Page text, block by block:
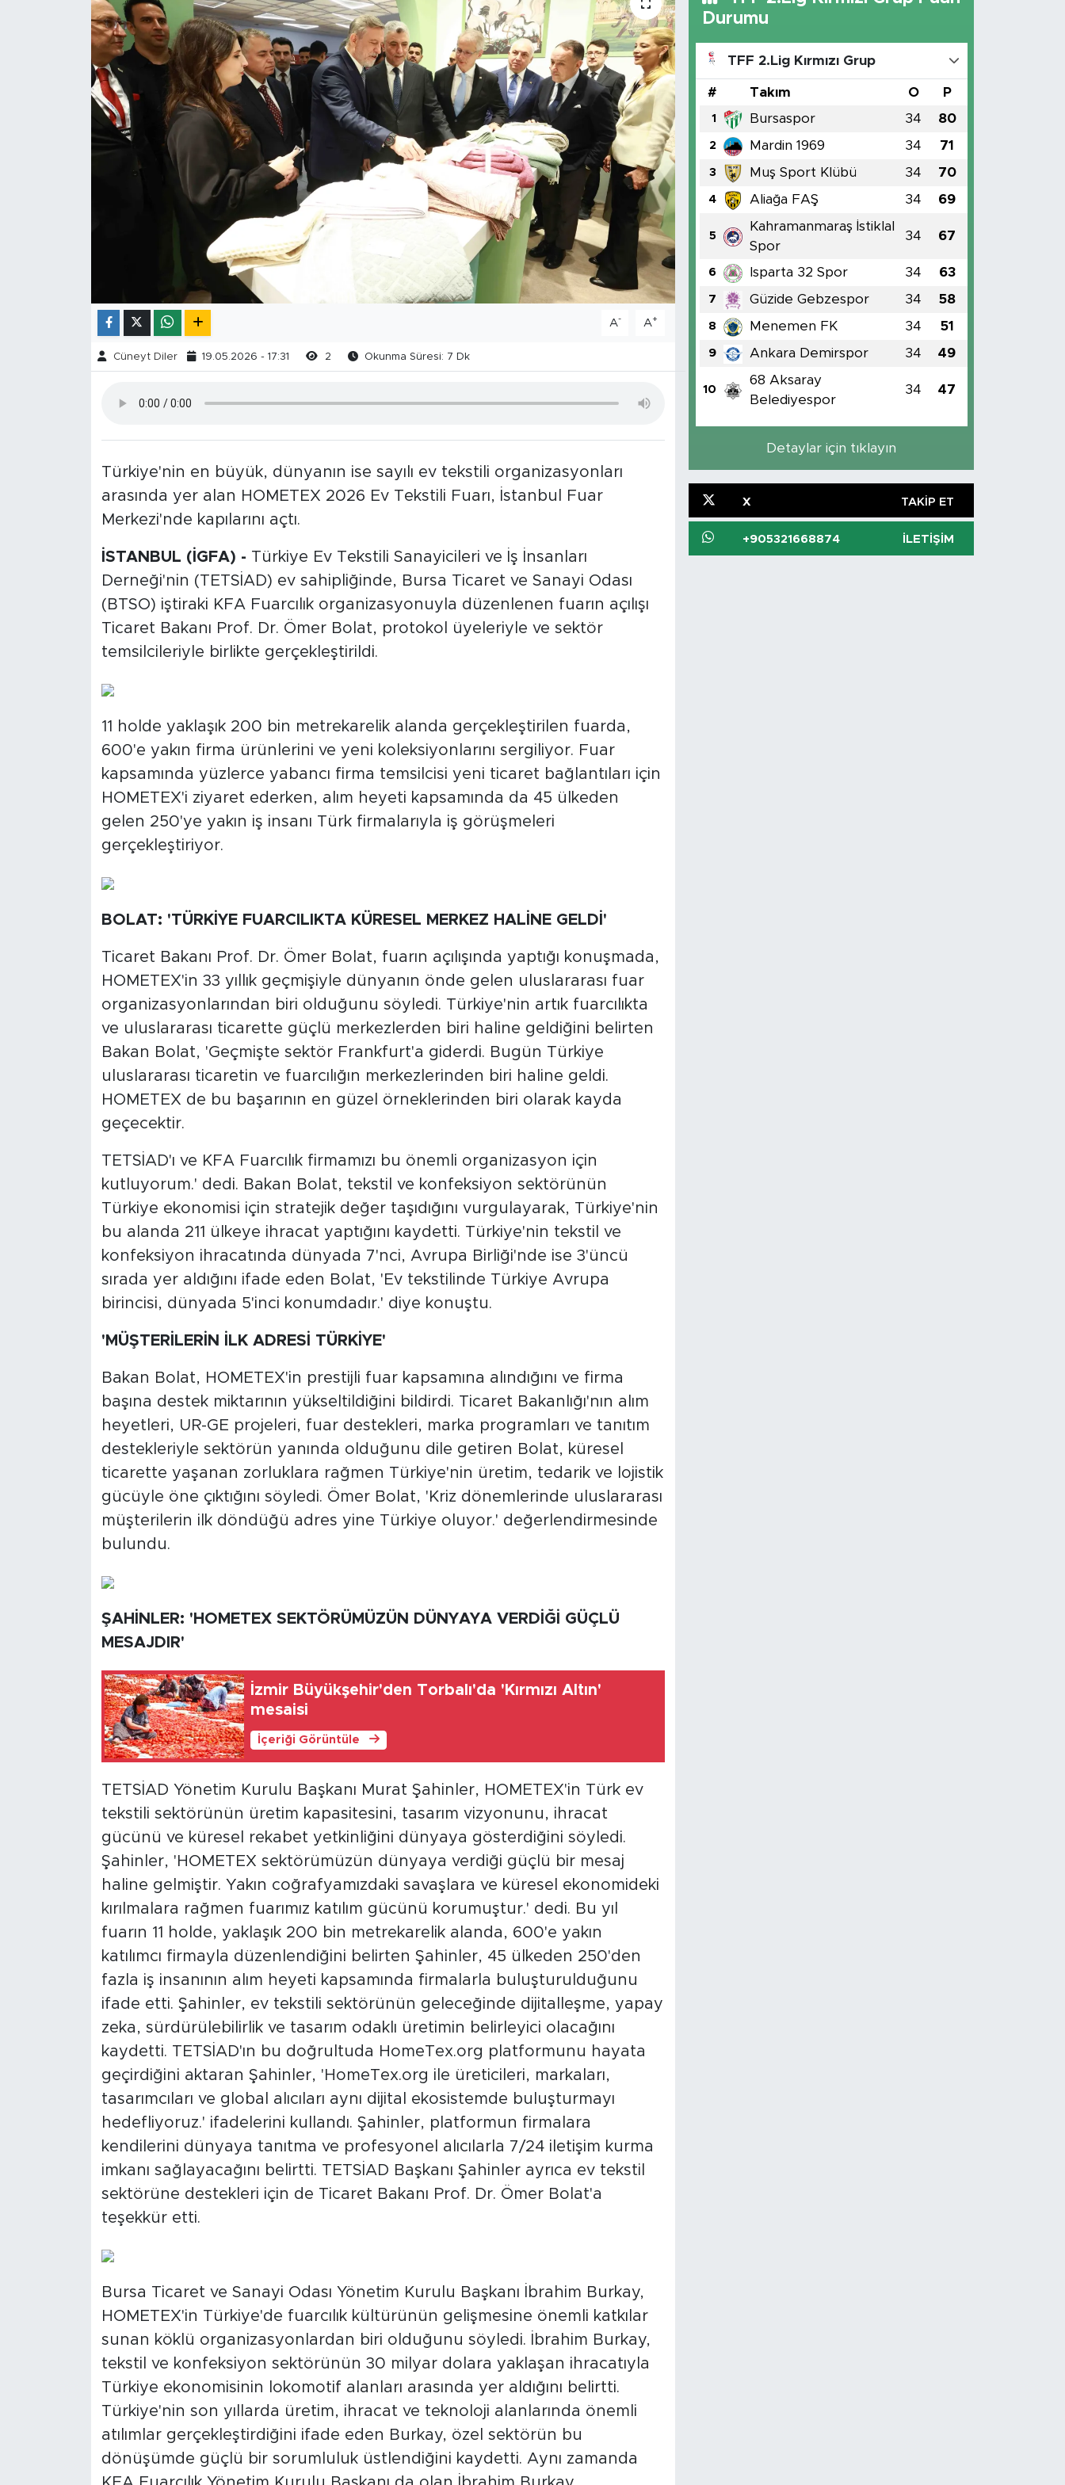
A- A+
Cüneyt Diler 19.05.2026 - 17:31 2 Okunma Süresi: 7 Dk
Türkiye'nin en büyük, dünyanın ise sayılı ev tekstili organizasyonları
arasında yer alan HOMETEX 2026 Ev Tekstili Fuarı, İstanbul Fuar
Merkezi'nde kapılarını açtı.
İSTANBUL (İGFA) - Türkiye Ev Tekstili Sanayicileri ve İş İnsanları
Derneği'nin (TETSİAD) ev sahipliğinde, Bursa Ticaret ve Sanayi Odası
(BTSO) iştiraki KFA Fuarcılık organizasyonuyla düzenlenen fuarın açılışı
Ticaret Bakanı Prof. Dr. Ömer Bolat, protokol üyeleriyle ve sektör
temsilcileriyle birlikte gerçekleştirildi.
11 holde yaklaşık 200 bin metrekarelik alanda gerçekleştirilen fuarda,
600'e yakın firma ürünlerini ve yeni koleksiyonlarını sergiliyor. Fuar
kapsamında yüzlerce yabancı firma temsilcisi yeni ticaret bağlantıları için
HOMETEX'i ziyaret ederken, alım heyeti kapsamında da 45 ülkeden
gelen 250'ye yakın iş insanı Türk firmalarıyla iş görüşmeleri
gerçekleştiriyor.
BOLAT: 'TÜRKİYE FUARCILIKTA KÜRESEL MERKEZ HALİNE GELDİ'
Ticaret Bakanı Prof. Dr. Ömer Bolat, fuarın açılışında yaptığı konuşmada,
HOMETEX'in 33 yıllık geçmişiyle dünyanın önde gelen uluslararası fuar
organizasyonlarından biri olduğunu söyledi. Türkiye'nin artık fuarcılıkta
ve uluslararası ticarette güçlü merkezlerden biri haline geldiğini belirten
Bakan Bolat, 'Geçmişte sektör Frankfurt'a giderdi. Bugün Türkiye
uluslararası ticaretin ve fuarcılığın merkezlerinden biri haline geldi.
HOMETEX de bu başarının en güzel örneklerinden biri olarak kayda
geçecektir.
TETSİAD'ı ve KFA Fuarcılık firmamızı bu önemli organizasyon için
kutluyorum.' dedi. Bakan Bolat, tekstil ve konfeksiyon sektörünün
Türkiye ekonomisi için stratejik değer taşıdığını vurgulayarak, Türkiye'nin
bu alanda 211 ülkeye ihracat yaptığını kaydetti. Türkiye'nin tekstil ve
konfeksiyon ihracatında dünyada 7'nci, Avrupa Birliği'nde ise 3'üncü
sırada yer aldığını ifade eden Bolat, 'Ev tekstilinde Türkiye Avrupa
birincisi, dünyada 5'inci konumdadır.' diye konuştu.
'MÜŞTERİLERİN İLK ADRESİ TÜRKİYE'
Bakan Bolat, HOMETEX'in prestijli fuar kapsamına alındığını ve firma
başına destek miktarının yükseltildiğini bildirdi. Ticaret Bakanlığı'nın alım
heyetleri, UR-GE projeleri, fuar destekleri, marka programları ve tanıtım
destekleriyle sektörün yanında olduğunu dile getiren Bolat, küresel
ticarette yaşanan zorluklara rağmen Türkiye'nin üretim, tedarik ve lojistik
gücüyle öne çıktığını söyledi. Ömer Bolat, 'Kriz dönemlerinde uluslararası
müşterilerin ilk döndüğü adres yine Türkiye oluyor.' değerlendirmesinde
bulundu.
ŞAHİNLER: 'HOMETEX SEKTÖRÜMÜZÜN DÜNYAYA VERDİĞİ GÜÇLÜ
MESAJDIR'
İzmir Büyükşehir'den Torbalı'da 'Kırmızı Altın'
mesaisi
İçeriği Görüntüle
TETSİAD Yönetim Kurulu Başkanı Murat Şahinler, HOMETEX'in Türk ev
tekstili sektörünün üretim kapasitesini, tasarım vizyonunu, ihracat
gücünü ve küresel rekabet yetkinliğini dünyaya gösterdiğini söyledi.
Şahinler, 'HOMETEX sektörümüzün dünyaya verdiği güçlü bir mesaj
haline gelmiştir. Yakın coğrafyamızdaki savaşlara ve küresel ekonomideki
kırılmalara rağmen fuarımız katılım gücünü korumuştur.' dedi. Bu yıl
fuarın 11 holde, yaklaşık 200 bin metrekarelik alanda, 600'e yakın
katılımcı firmayla düzenlendiğini belirten Şahinler, 45 ülkeden 250'den
fazla iş insanının alım heyeti kapsamında firmalarla buluşturulduğunu
ifade etti. Şahinler, ev tekstili sektörünün geleceğinde dijitalleşme, yapay
zeka, sürdürülebilirlik ve tasarım odaklı üretimin belirleyici olacağını
kaydetti. TETSİAD'ın bu doğrultuda HomeTex.org platformunu hayata
geçirdiğini aktaran Şahinler, 'HomeTex.org ile üreticileri, markaları,
tasarımcıları ve global alıcıları aynı dijital ekosistemde buluşturmayı
hedefliyoruz.' ifadelerini kullandı. Şahinler, platformun firmalara
kendilerini dünyaya tanıtma ve profesyonel alıcılarla 7/24 iletişim kurma
imkanı sağlayacağını belirtti. TETSİAD Başkanı Şahinler ayrıca ev tekstil
sektörüne destekleri için de Ticaret Bakanı Prof. Dr. Ömer Bolat'a
teşekkür etti.
Bursa Ticaret ve Sanayi Odası Yönetim Kurulu Başkanı İbrahim Burkay,
HOMETEX'in Türkiye'de fuarcılık kültürünün gelişmesine önemli katkılar
sunan köklü organizasyonlardan biri olduğunu söyledi. İbrahim Burkay,
tekstil ve konfeksiyon sektörünün 30 milyar dolara yaklaşan ihracatıyla
Türkiye ekonomisinin lokomotif alanları arasında yer aldığını belirtti.
Türkiye'nin son yıllarda üretim, ihracat ve teknoloji alanlarında önemli
atılımlar gerçekleştirdiğini ifade eden Burkay, özel sektörün bu
dönüşümde güçlü bir sorumluluk üstlendiğini kaydetti. Aynı zamanda
Durumu
TFF 2.Lig Kırmızı Grup
# Takım O P
1 Bursaspor 34 80
2 Mardin 1969 34 71
3 Muş Sport Klübü 34 70
4 Aliağa FAŞ 34 69
5
Kahramanmaraş İstiklal
Spor
34 67
6 Isparta 32 Spor 34 63
7 Güzide Gebzespor 34 58
8 Menemen FK 34 51
9 Ankara Demirspor 34 49
10
68 Aksaray
Belediyespor
34 47
Detaylar için tıklayın
X TAKIP ET
+905321668874 İLETIŞIM